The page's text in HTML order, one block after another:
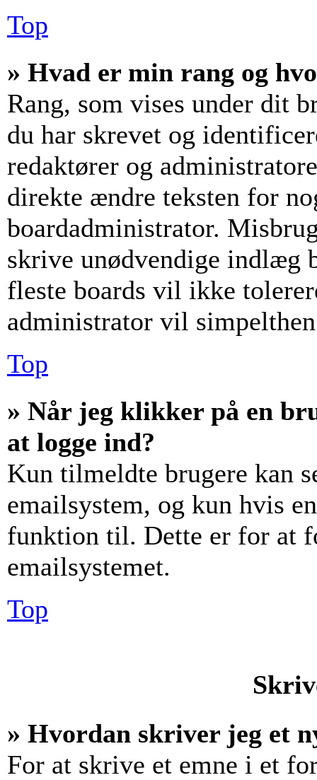
Top
» Hvad er min rang og
Rang, som vises under dit
du har skrevet og
redaktører og
direkte ændre teksten for
boardadministrator.
skrive unødvendige indlæg
fleste boards vil ikke
administrator vil
Top
» Når jeg klikker på en
at logge ind?
Kun tilmeldte brugere kan
emailsystem, og kun hvis
funktion til. Dette er for at
emailsystemet.
Top
» Hvordan skriver jeg et
For at skrive et emne i et